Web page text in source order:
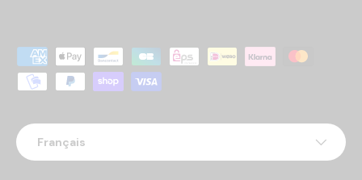
Moyens de paiement acceptés
Langue
Français